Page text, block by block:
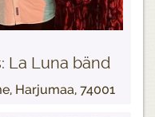
La Luna bänd
Harjumaa, 74001